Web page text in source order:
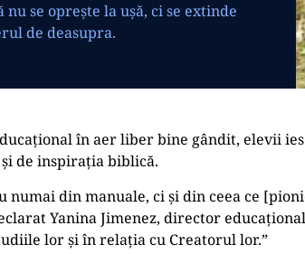
nu se oprește la ușă, ci se extinde
de deasupra.
în aer liber bine gândit, elevii
de inspirația biblică.
numai din manuale, ci și din ceea ce
Yanina Jimenez, director
lor și în relația cu Creatorul lor.”